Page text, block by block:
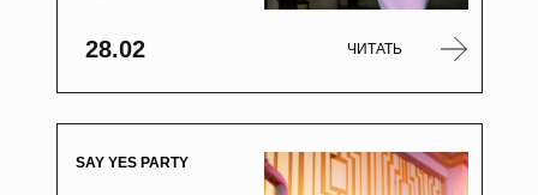
28.02 ЧИТАТЬ
SAY YES PARTY